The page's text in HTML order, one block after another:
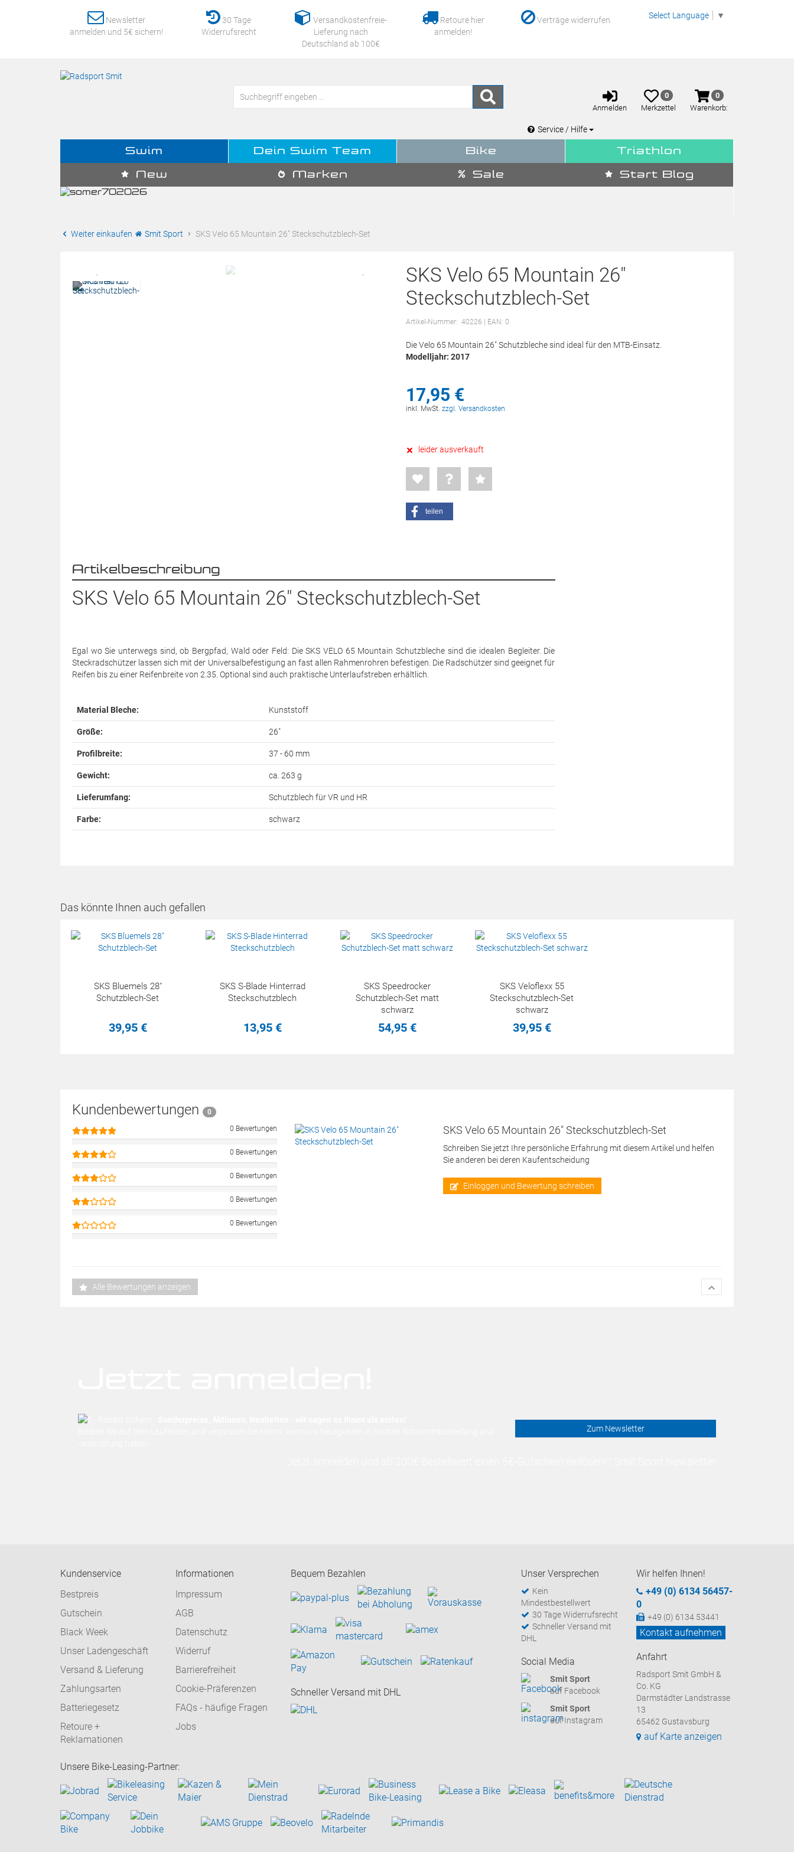
Newsletter
anmelden und 5€ sichern!
30 Tage
Widerrufsrecht
Versandkostenfreie-
Lieferung nach
Deutschland ab 100€
Retoure hier
anmelden!
Verträge widerrufen Select Language ▼
Anmelden
Merkzettel
aufklappen
0
Merkzettel
Warenkorb
aufklappen
0
Warenkorb:
Service / Hilfe
Swim Dein Swim Team Bike Triathlon
New Marken Sale Start Blog
Weiter einkaufen Smit Sport SKS Velo 65 Mountain 26" Steckschutzblech-Set
SKS Velo 65 Mountain 26"
Steckschutzblech-Set
Artikel-Nummer: 40226 | EAN: 0
Die Velo 65 Mountain 26" Schutzbleche sind ideal für den MTB-Einsatz.
Modelljahr: 2017
17,95 €
inkl. MwSt. zzgl. Versandkosten
leider ausverkauft
teilen
Artikelbeschreibung
SKS Velo 65 Mountain 26" Steckschutzblech-Set
Egal wo Sie unterwegs sind, ob Bergpfad, Wald oder Feld: Die SKS VELO 65 Mountain Schutzbleche sind die idealen Begleiter. Die
Steckradschützer lassen sich mit der Universalbefestigung an fast allen Rahmenrohren befestigen. Die Radschützer sind geeignet für
Reifen bis zu einer Reifenbreite von 2.35. Optional sind auch praktische Unterlaufstreben erhältlich.
Material Bleche: Kunststoff
Größe: 26"
Profilbreite: 37 - 60 mm
Gewicht: ca. 263 g
Lieferumfang: Schutzblech für VR und HR
Farbe: schwarz
Das könnte Ihnen auch gefallen
SKS Bluemels 28"
Schutzblech-Set
39,95 €
SKS S-Blade Hinterrad
Steckschutzblech
13,95 €
SKS Speedrocker
Schutzblech-Set matt
schwarz
54,95 €
SKS Veloflexx 55
Steckschutzblech-Set
schwarz
39,95 €
Kundenbewertungen
0
0 Bewertungen
0 Bewertungen
0 Bewertungen
0 Bewertungen
0 Bewertungen
SKS Velo 65 Mountain 26" Steckschutzblech-Set
Schreiben Sie jetzt Ihre persönliche Erfahrung mit diesem Artikel und helfen
Sie anderen bei deren Kaufentscheidung
Einloggen und Bewertung schreiben
Alle Bewertungen anzeigen
Zum Newsletter
Kundenservice
Bestpreis
Gutschein
Black Week
Unser Ladengeschäft
Versand & Lieferung
Zahlungsarten
Batteriegesetz
Retoure +
Reklamationen
Informationen
Impressum
AGB
Datenschutz
Widerruf
Barrierefreiheit
Cookie-Präferenzen
FAQs - häufige Fragen
Jobs
Bequem Bezahlen
Schneller Versand mit DHL
Unser Versprechen
Kein
Mindestbestellwert
30 Tage Widerrufsrecht
Schneller Versand mit
DHL
Social Media
Smit Sport
auf Facebook
Smit Sport
auf Instagram
Wir helfen Ihnen!
+49 (0) 6134 56457-
0
+49 (0) 6134 53441
Kontakt aufnehmen
Anfahrt
Radsport Smit GmbH &
Co. KG
Darmstädter Landstrasse
13
65462 Gustavsburg
auf Karte anzeigen
Unsere Bike-Leasing-Partner: